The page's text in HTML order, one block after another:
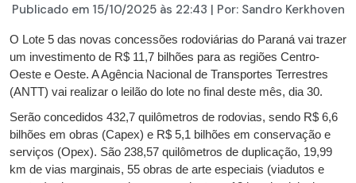
Publicado em 15/10/2025às 22:43 | Por: Sandro Kerkhoven
O Lote 5 das novas concessões rodoviárias do Paraná vai trazer
um investimento de R$ 11,7 bilhões para as regiões Centro-
Oeste e Oeste. A Agência Nacional de Transportes Terrestres
(ANTT) vai realizar o leilão do lote no final deste mês, dia 30.
Serão concedidos 432,7 quilômetros de rodovias, sendo R$ 6,6
bilhões em obras (Capex) e R$ 5,1 bilhões em conservação e
serviços (Opex). São 238,57 quilômetros de duplicação, 19,99
km de vias marginais, 55 obras de arte especiais (viadutos e